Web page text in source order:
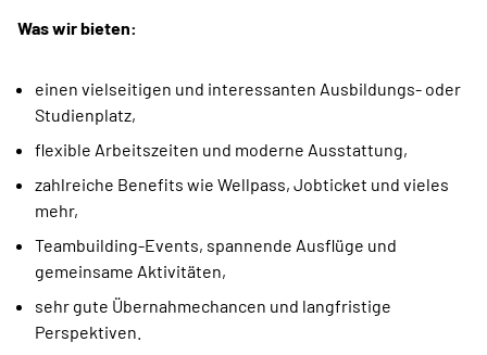
Was wir bieten:
einen vielseitigen und interessanten Ausbildungs- oder
Studienplatz,
flexible Arbeitszeiten und moderne Ausstattung,
zahlreiche Benefits wie Wellpass, Jobticket und vieles
mehr,
Teambuilding-Events, spannende Ausflüge und
gemeinsame Aktivitäten,
sehr gute Übernahmechancen und langfristige
Perspektiven.